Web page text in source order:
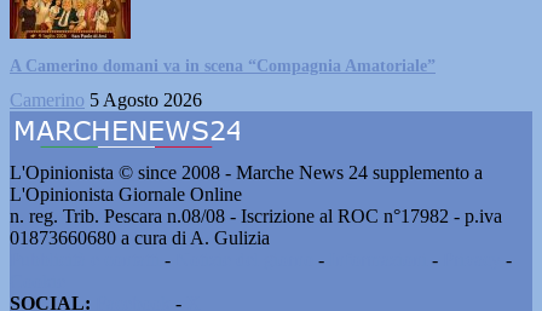
A Camerino domani va in scena “Compagnia Amatoriale”
Camerino 5 Agosto 2026
L'Opinionista © since 2008 - Marche News 24 supplemento a
L'Opinionista Giornale Online
n. reg. Trib. Pescara n.08/08 - Iscrizione al ROC n°17982 - p.iva
01873660680 a cura di A. Gulizia
- - -
-
SOCIAL:
-